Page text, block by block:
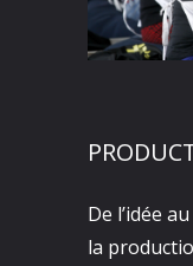
De l’idée
la